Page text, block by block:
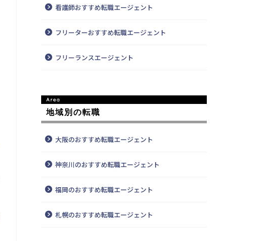
看護師おすすめ転職エージェント
フリーターおすすめ転職エージェント
フリーランスエージェント
地域別の転職
大阪のおすすめ転職エージェント
神奈川のおすすめ転職エージェント
福岡のおすすめ転職エージェント
札幌のおすすめ転職エージェント